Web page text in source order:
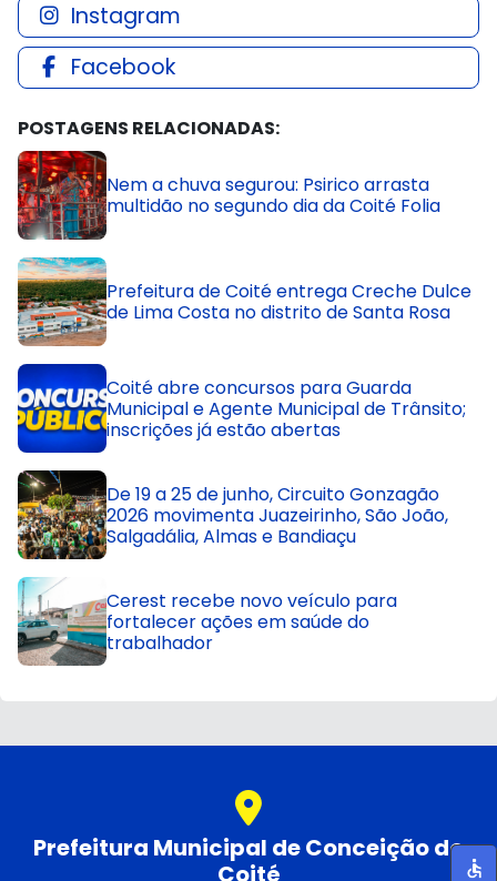
Instagram
Facebook
POSTAGENS RELACIONADAS:
Nem a chuva segurou: Psirico arrasta
multidão no segundo dia da Coité Folia
Prefeitura de Coité entrega Creche Dulce
de Lima Costa no distrito de Santa Rosa
Coité abre concursos para Guarda
Municipal e Agente Municipal de Trânsito;
inscrições já estão abertas
De 19 a 25 de junho, Circuito Gonzagão
2026 movimenta Juazeirinho, São João,
Salgadália, Almas e Bandiaçu
Cerest recebe novo veículo para
fortalecer ações em saúde do
trabalhador
Prefeitura Municipal de Conceição do
Coité